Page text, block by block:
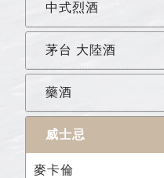
中式烈酒
茅台 大陸酒
藥酒
威士忌
麥卡倫